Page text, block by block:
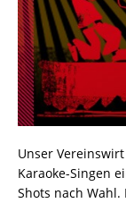
Unser
Karaoke-Singen
Shots nach